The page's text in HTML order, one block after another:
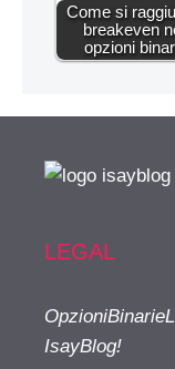
Come si
breakeven
opzioni
LEGAL
IsayBlog!